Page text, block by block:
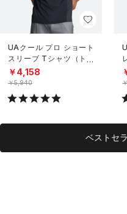
UAクール プロ ショート
スリーブ Tシャツ（トレ
ーニング/MEN）
￥4,158
￥5,940
ベストセ